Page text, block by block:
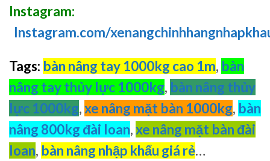
Instagram:
Instagram.com/
Tags: bàn nâng tay 1000kg cao 1m, bàn
nâng tay thủy lực 1000kg, bàn nâng thủy
lực 1000kg,xe nâng mặt bàn 1000kg, bàn
nâng 800kg đài loan,xe nâng mặt bàn đài
loan, bàn nâng nhập khẩu giá rẻ…